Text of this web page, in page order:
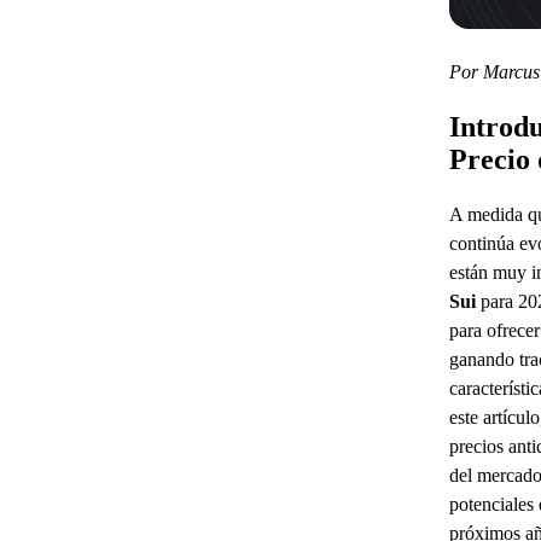
Por
Precio
A medida
continúa
están muy
Sui para
para
ganando
este
precios
del
próximos